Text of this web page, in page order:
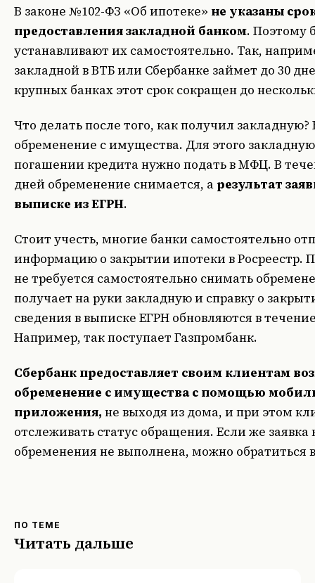
В законе №102-ФЗ «Об ипотеке» не указаны
предоставления закладной банком. Поэтому
устанавливают их самостоятельно. Так,
закладной в ВТБ или Сбербанке займет до 30
крупных банках этот срок сокращен до
Что делать после того, как получил
обременение с имущества. Для этого
погашении кредита нужно подать в МФЦ. В
дней обременение снимается, арезультат
выписке из ЕГРН.
Стоит учесть, многие банки самостоятельно
информацию о закрытии ипотеки в Росреестр.
не требуется самостоятельно снимать
получает на руки закладную и справку о
сведения в выписке ЕГРН обновляются в
Например, так поступает Газпромбанк.
Сбербанк предоставляет своим клиентам
обременение с имущества с помощью
приложения, не выходя из дома, и при этом
отслеживать статус обращения. Если же заявка
обременения не выполнена, можно обратиться
ПО ТЕМЕ
Читать дальше